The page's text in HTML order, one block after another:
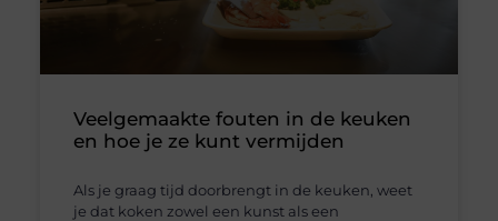
Veelgemaakte fouten in de keuken
en hoe je ze kunt vermijden
Als je graag tijd doorbrengt in de keuken, weet
je dat koken zowel een kunst als een